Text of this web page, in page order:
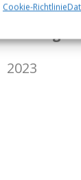
Cookie-Richtlinie
2023